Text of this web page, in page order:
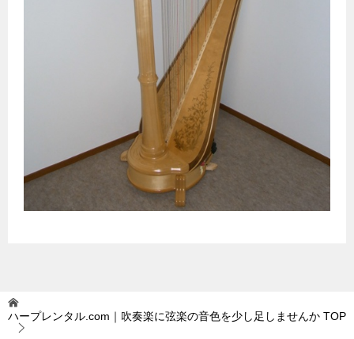
ハープレンタル.com｜吹奏楽に弦楽の音色を少し足しませんか TOP